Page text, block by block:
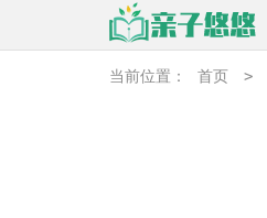
当前位置： 首页 >